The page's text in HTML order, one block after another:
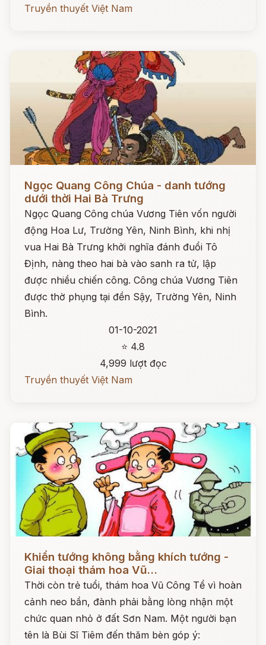
Truyền thuyết Việt Nam
Ngọc Quang Công Chúa - danh tướng
dưới thời Hai Bà Trưng
Ngọc Quang Công chúa Vương Tiên vốn người
động Hoa Lư, Trường Yên, Ninh Bình, khi nhị
vua Hai Bà Trưng khởi nghĩa đánh đuổi Tô
Định, nàng theo hai bà vào sanh ra tử, lập
được nhiều chiến công. Công chúa Vương Tiên
được thờ phụng tại đền Sậy, Trường Yên, Ninh
Bình.
01-10-2021
⭐ 4.8
4,999 lượt đọc
Truyền thuyết Việt Nam
Đọc ngay
Khiển tướng không bằng khích tướng -
Giai thoại thám hoa Vũ...
Thời còn trẻ tuổi, thám hoa Vũ Công Tể vì hoàn
cảnh neo bần, đành phải bằng lòng nhận một
chức quan nhỏ ở đất Sơn Nam. Một người bạn
tên là Bùi Sĩ Tiêm đến thăm bèn góp ý: